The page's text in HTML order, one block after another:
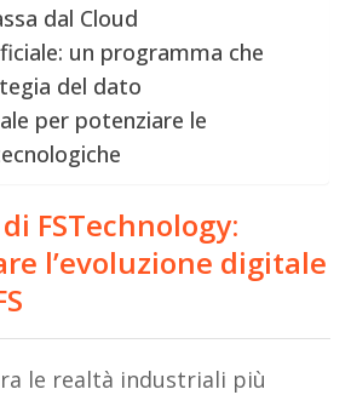
dal Cloud
un programma che
del dato
per potenziare le
FSTechnology:
l’evoluzione digitale
le realtà industriali più